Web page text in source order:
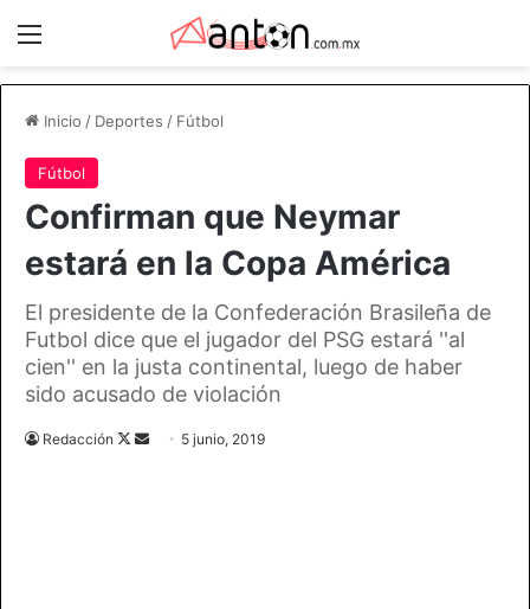
Menú
Inicio / Deportes / Fútbol
Fútbol
Confirman que Neymar
estará en la Copa América
El presidente de la Confederación Brasileña de
Futbol dice que el jugador del PSG estará ''al
cien'' en la justa continental, luego de haber
sido acusado de violación
Redacción
Follow
Send 5 junio, 2019